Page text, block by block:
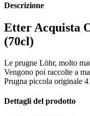
Descrizione
Etter Acquista
(70cl)
Le prugne Löhr, molto
Vengono poi raccolte a
Prugna piccola originale
Dettagli del prodotto